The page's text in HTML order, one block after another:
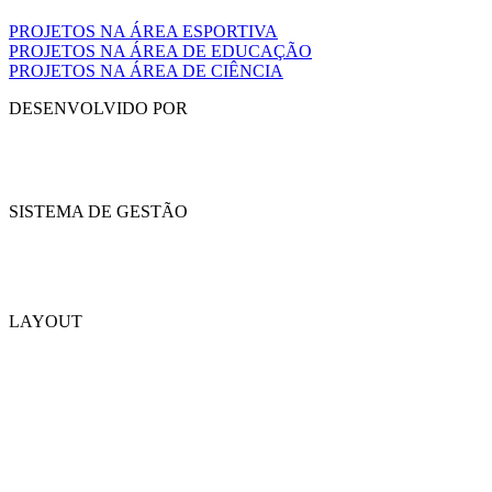
PROJETOS NA ÁREA ESPORTIVA
PROJETOS NA ÁREA DE EDUCAÇÃO
PROJETOS NA ÁREA DE CIÊNCIA
DESENVOLVIDO POR
SISTEMA DE GESTÃO
LAYOUT